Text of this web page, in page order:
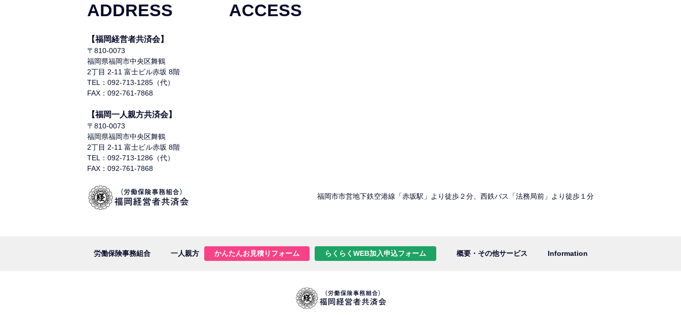
ADDRESS
【福岡経営者共済会】
〒810-0073
福岡県福岡市中央区舞鶴
2丁目 2-11 富士ビル赤坂 8階
TEL：092-713-1285（代）
FAX：092-761-7868
【福岡一人親方共済会】
〒810-0073
福岡県福岡市中央区舞鶴
2丁目 2-11 富士ビル赤坂 8階
TEL：092-713-1286（代）
FAX：092-761-7868
ACCESS
福岡市市営地下鉄空港線「赤坂駅」より徒歩２分、西鉄バス「法務局前」より徒歩１分
労働保険事務組合 一人親方 かんたんお見積りフォーム らくらくWEB加入申込フォーム 概要・その他サービス Information